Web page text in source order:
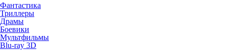
Фантастика
Триллеры
Драмы
Боевики
Мультфильмы
Blu-ray 3D